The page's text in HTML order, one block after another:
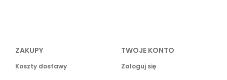
ZAKUPY
Koszty dostawy
TWOJE KONTO
Zaloguj się